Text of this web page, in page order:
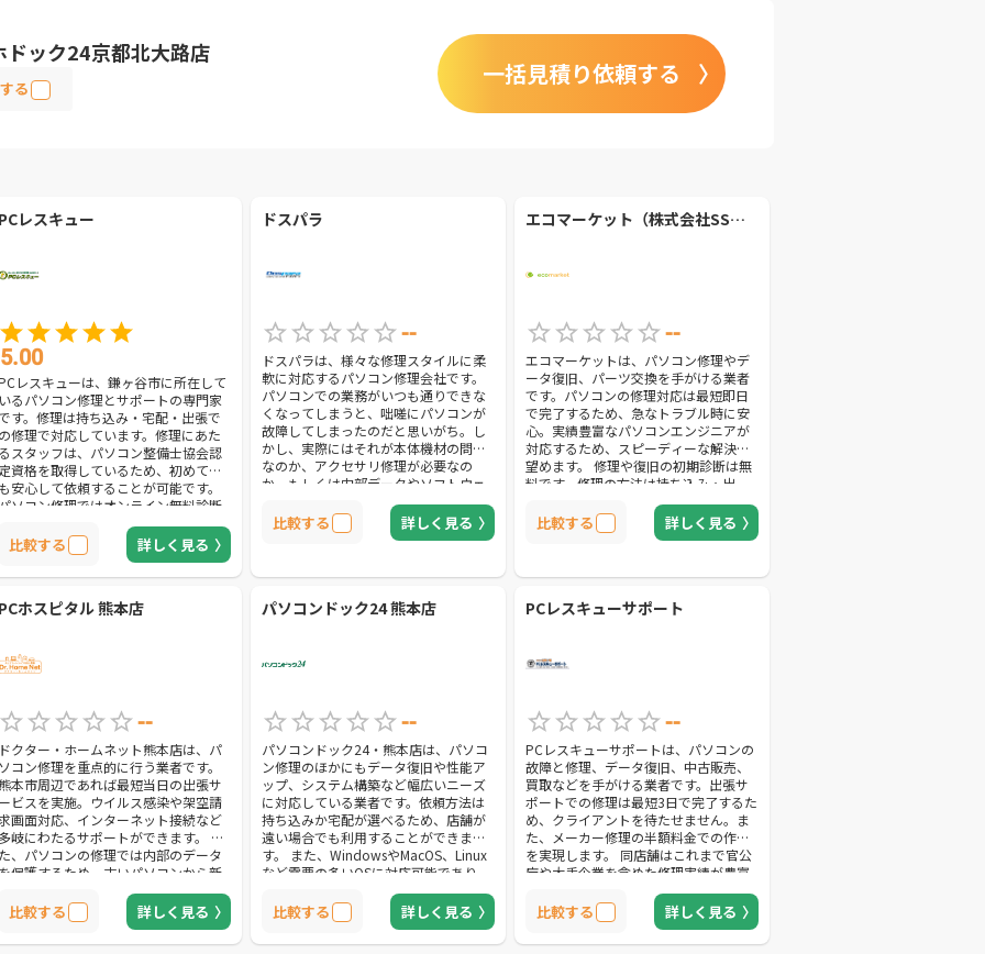
ドック24京都北大路店
る 一括見積り依頼する
レスキュー
5.00
レスキューは、鎌ヶ谷市に所在して
るパソコン修理とサポートの専門家
す。修理は持ち込み・宅配・出張で
修理で対応しています。修理にあた
スタッフは、パソコン整備士協会認
資格を取得しているため、初めてで
安心して依頼することが可能です。
ソコン修理ではオンライン無料診断
実施して、診断結果は2営業日以内に
絡がきます。また、オンライン無料
断はいくつかの項目に入力するだけ
完了するため、いつでもパソコンに
の修理対象は全メーカー、さらに自
てきた不具合内容も多岐にわたるた
す。
比較する 詳しく見る
ドスパラ
--
ドスパラは、様々な修理スタイルに柔
軟に対応するパソコン修理会社です。
パソコンでの業務がいつも通りできな
くなってしまうと、咄嗟にパソコンが
故障してしまったのだと思いがち。し
かし、実際にはそれが本体機材の問題
なのか、アクセサリ修理が必要なの
か、もしくは内部データやソフトウェ
アの問題なのかわからないもの。そん
な時も同社ならば、これら全ての故障
や問題に対応しております。ソフトウ
能です。また、故障によって破損した
診断も行っており、必要に応じてアッ
なソフトが入っていないかどうかも見
てもらい、対策強化や悪質なソフトの
除去を行ってもらうことも可能です。
なお同社は不要になったパソコン買取
に対応しており、もし買い換えとなっ
た場合にも速やかにパソコンを処分す
ることが可能です。修理か買取かは修
理の費用も踏まえて判断したいという
場合にも、同社に依頼すれば処分する
となった時に改めて業者を探す手間を
比較する 詳しく見る
エコマーケット（株式会社SSマーケット熊本営業所）
--
エコマーケットは、パソコン修理やデ
ータ復旧、パーツ交換を手がける業者
です。パソコンの修理対応は最短即日
で完了するため、急なトラブル時に安
心。実績豊富なパソコンエンジニアが
対応するため、スピーディーな解決が
望めます。 修理や復旧の初期診断は無
料です。修理の方法は持ち込み・出
張・宅配の3パターンから選ぶことがで
きます。Windows10へのアップグレー
ドも可能なので、未対応の場合は修理
サポートも展開しています。また法人
ポート付きの定額制保守サービスBがあ
比較する 詳しく見る
ホスピタル 熊本店
--
クター・ホームネット熊本店は、パ
コン修理を重点的に行う業者です。
本市周辺であれば最短当日の出張サ
ビスを実施。ウイルス感染や架空請
画面対応、インターネット接続など
岐にわたるサポートができます。 ま
、パソコンの修理では内部のデータ
保護するため、古いパソコンから新
いパソコンへのデータ移行も可能で
。起動しなくなったパソコンからの
ータの取り込みもできるため、他社
断られたケースでも対応できる可能
比較する 詳しく見る
パソコンドック24 熊本店
--
パソコンドック24・熊本店は、パソコ
ン修理のほかにもデータ復旧や性能ア
ップ、システム構築など幅広いニーズ
に対応している業者です。依頼方法は
持ち込みか宅配が選べるため、店舗が
遠い場合でも利用することができま
す。 また、WindowsやMacOS、Linux
など需要の多いOSに対応可能であり、
システムを気にせずに依頼できること
も同店舗の魅力です。事前の相談は電
話やメールで可能、トラブルの発生か
らすぐに問い合わせることができま
比較する 詳しく見る
PCレスキューサポート
--
PCレスキューサポートは、パソコンの
故障と修理、データ復旧、中古販売、
買取などを手がける業者です。出張サ
ポートでの修理は最短3日で完了するた
め、クライアントを待たせません。ま
た、メーカー修理の半額料金での作業
を実現します。 同店舗はこれまで官公
庁や大手企業を含めた修理実績が豊富
で、初めての依頼でも安心です。「早
い・安い・安心」をモットーとしてお
り、最短で3日で修理を行います。作業
に中古部品を使うことで費用を抑える
比較する 詳しく見る